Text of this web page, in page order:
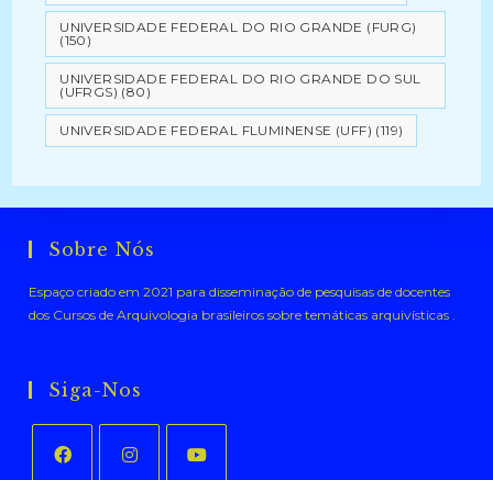
UNIVERSIDADE FEDERAL DO RIO GRANDE (FURG)
(150)
UNIVERSIDADE FEDERAL DO RIO GRANDE DO SUL
(UFRGS) (80)
UNIVERSIDADE FEDERAL FLUMINENSE (UFF) (119)
Sobre Nós
Espaço criado em 2021 para disseminação de pesquisas de docentes
dos Cursos de Arquivologia brasileiros sobre temáticas arquivísticas .
Siga-Nos